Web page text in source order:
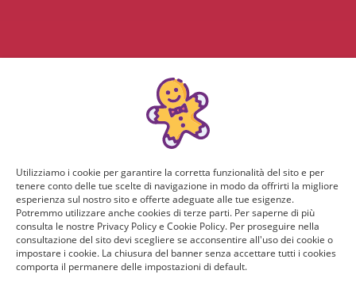
Utilizziamo i cookie per garantire la corretta funzionalità del sito e per
tenere conto delle tue scelte di navigazione in modo da offrirti la migliore
esperienza sul nostro sito e offerte adeguate alle tue esigenze.
Potremmo utilizzare anche cookies di terze parti. Per saperne di più
consulta le nostre Privacy Policy e Cookie Policy. Per proseguire nella
consultazione del sito devi scegliere se acconsentire all'uso dei cookie o
impostare i cookie. La chiusura del banner senza accettare tutti i cookies
comporta il permanere delle impostazioni di default.